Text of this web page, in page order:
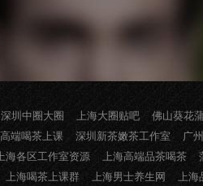
深圳中圈大圈 上海大圈贴吧 佛山葵花
端喝茶上课 深圳新茶嫩茶工作室 广
海各区工作室资源 上海高端品茶喝茶
上海喝茶上课群 上海男士养生网 上海